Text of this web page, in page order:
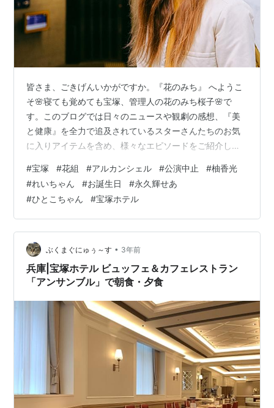
皆さま、ごきげんいかがですか。『花のみち』 へようこ
そ🌸寝ても覚めても宝塚、管理人の花のみち桜子🌸で
す。このブログでは日々のニュースや観劇の感想、『美
と健康』を全力で追及されているスターさんたちのお気
に入りアイテムを含め、様々なエピソードをご紹介して
タカラジェンヌ気分を味わったり、大切な方、大好きな
スターさんへのプレゼントにしてみてはいかがでしょ
う。 れいちゃんお誕生日公演中止😭中止期間の闇 れいち
ゃんお誕生日公演中止😭 オフィシャルホテルの対応とし
てどうなの？ 中止期間の闇 れいちゃんお誕生日公演中止
😭 3月2日より中止…
#宝塚 #花組 #アルカンシェル #公演中止 #柚香光
#れいちゃん #お誕生日 #永久輝せあ
#ひとこちゃん #宝塚ホテル
ぶくまぐにゅぅ～す • 3年前
兵庫|宝塚ホテル ビュッフェ＆カフェレストラン
「アンサンブル」で朝食・夕食